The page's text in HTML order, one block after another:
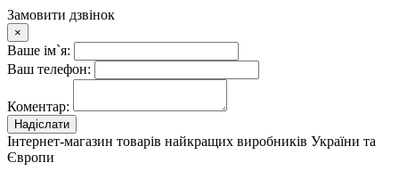
Замовити дзвінок
×
Ваше ім`я:
Ваш телефон:
Коментар:
Надіслати
Інтернет-магазин товарів найкращих виробників України та
Європи